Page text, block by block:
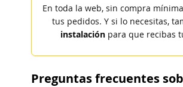
En toda la web, sin compra
tus pedidos. Y si lo necesitas,
instalación para que recibas
Preguntas frecuentes